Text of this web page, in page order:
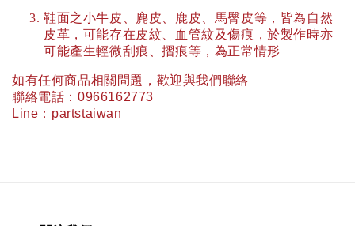
鞋面之小牛皮、麂皮、鹿皮、馬臀皮等，皆為自然
皮革，可能存在皮紋、血管紋及傷痕，於製作時亦
可能產生輕微刮痕、摺痕等，為正常情形
如有任何商品相關問題，歡迎與我們聯絡
聯絡電話： 0966162773
Line ： partstaiwan